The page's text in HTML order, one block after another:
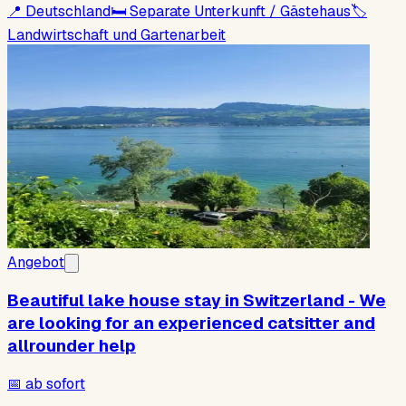
📍 Deutschland🛏Separate Unterkunft / Gästehaus🏷
Landwirtschaft und Gartenarbeit
Angebot
Beautiful lake house stay in Switzerland - We
are looking for an experienced catsitter and
allrounder help
📅 ab sofort